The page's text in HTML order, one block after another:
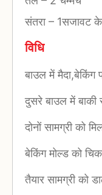
संतरा– 1सजावट
विधि
बाउल में मैदा,बेकिंग
दुसरे बाउल में बाकी
दोनों सामग्री को
बेकिंग मोल्ड को
तैयार सामग्री को